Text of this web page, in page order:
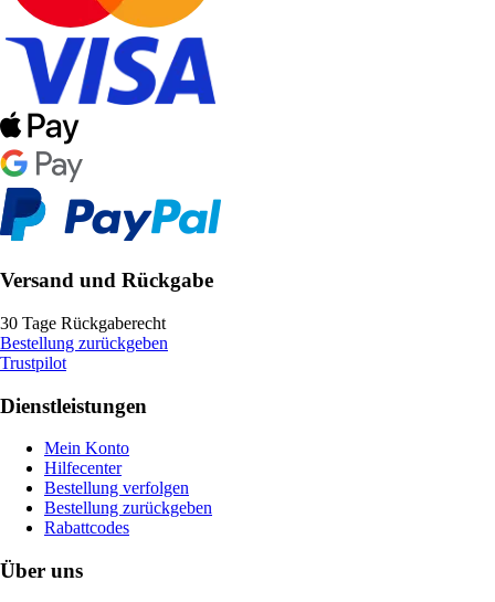
Versand und Rückgabe
30 Tage Rückgaberecht
Bestellung zurückgeben
Trustpilot
Dienstleistungen
Mein Konto
Hilfecenter
Bestellung verfolgen
Bestellung zurückgeben
Rabattcodes
Über uns